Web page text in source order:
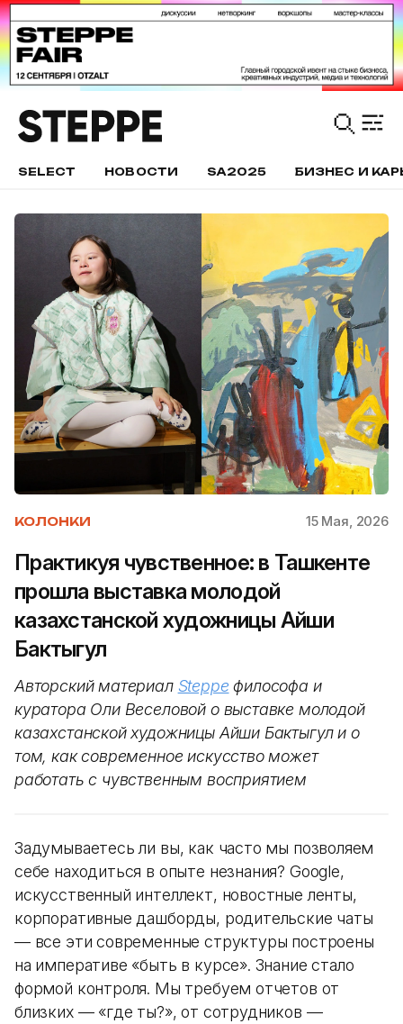
SELECT НОВОСТИ SA2025 БИЗНЕС И
КОЛОНКИ 15 Мая, 2026
Практикуя чувственное: в Ташкенте
прошла выставка молодой
казахстанской художницы Айши
Бактыгул
Авторский материал Steppe философа и
куратора Оли Веселовой о выставке молодой
казахстанской художницы Айши Бактыгул и о
том, как современное искусство может
работать с чувственным восприятием
Задумываетесь ли вы, как часто мы позволяем
себе находиться в опыте незнания? Google,
искусственный интеллект, новостные ленты,
корпоративные дашборды, родительские чаты
— все эти современные структуры построены
на императиве «быть в курсе». Знание стало
формой контроля. Мы требуем отчетов от
близких — «где ты?», от сотрудников —